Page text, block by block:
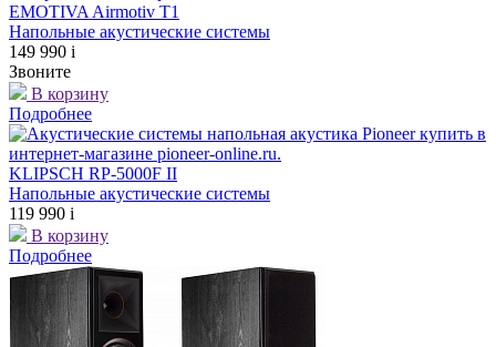
EMOTIVA Airmotiv T1
Напольные акустические системы
149 990 i
Звоните
В корзину
Подробнее
KLIPSCH RP-5000F II
Напольные акустические системы
119 990 i
В корзину
Подробнее